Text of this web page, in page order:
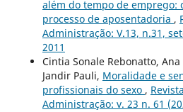
além do tempo de emprego:
processo de aposentadoria ,
Administração: V.13, n.31,
2011
Cintia Sonale Rebonatto,
Jandir Pauli, Moralidade e
profissionais do sexo ,
Administração: v. 23 n. 61